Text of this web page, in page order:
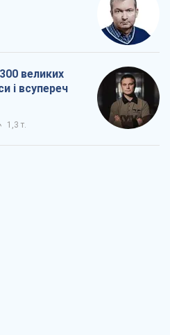
великих
і всупереч
1,3 т.